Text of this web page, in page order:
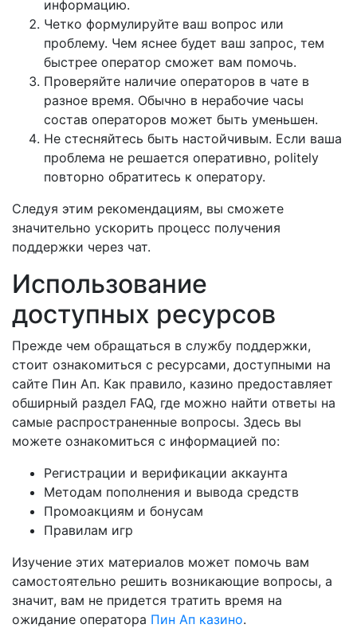
информацию.
Четко формулируйте ваш вопрос или
проблему. Чем яснее будет ваш запрос, тем
быстрее оператор сможет вам помочь.
Проверяйте наличие операторов в чате в
разное время. Обычно в нерабочие часы
состав операторов может быть уменьшен.
Не стесняйтесь быть настойчивым. Если ваша
проблема не решается оперативно, politely
повторно обратитесь к оператору.
Следуя этим рекомендациям, вы сможете
значительно ускорить процесс получения
поддержки через чат.
Использование
доступных ресурсов
Прежде чем обращаться в службу поддержки,
стоит ознакомиться с ресурсами, доступными на
сайте Пин Ап. Как правило, казино предоставляет
обширный раздел FAQ, где можно найти ответы на
самые распространенные вопросы. Здесь вы
можете ознакомиться с информацией по:
Регистрации и верификации аккаунта
Методам пополнения и вывода средств
Промоакциям и бонусам
Правилам игр
Изучение этих материалов может помочь вам
самостоятельно решить возникающие вопросы, а
значит, вам не придется тратить время на
ожидание оператора Пин Ап казино.